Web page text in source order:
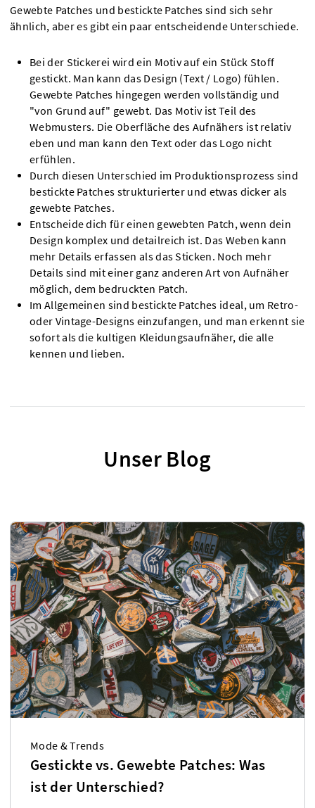
Gewebte Patches und bestickte Patches sind sich sehr
ähnlich, aber es gibt ein paar entscheidende Unterschiede.
Bei der Stickerei wird ein Motiv auf ein Stück Stoff
gestickt. Man kann das Design (Text / Logo) fühlen.
Gewebte Patches hingegen werden vollständig und
"von Grund auf" gewebt. Das Motiv ist Teil des
Webmusters. Die Oberfläche des Aufnähers ist relativ
eben und man kann den Text oder das Logo nicht
erfühlen.
Durch diesen Unterschied im Produktionsprozess sind
bestickte Patches strukturierter und etwas dicker als
gewebte Patches.
Entscheide dich für einen gewebten Patch, wenn dein
Design komplex und detailreich ist. Das Weben kann
mehr Details erfassen als das Sticken. Noch mehr
Details sind mit einer ganz anderen Art von Aufnäher
möglich, dem bedruckten Patch.
Im Allgemeinen sind bestickte Patches ideal, um Retro-
oder Vintage-Designs einzufangen, und man erkennt sie
sofort als die kultigen Kleidungsaufnäher, die alle
kennen und lieben.
Unser Blog
Mode & Trends
Gestickte vs. Gewebte Patches: Was
ist der Unterschied?